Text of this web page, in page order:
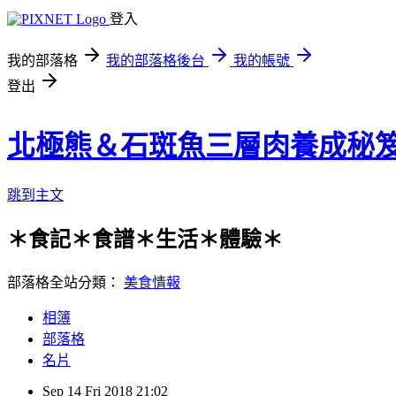
登入
我的部落格 我的部落格後台
我的帳號
登出
北極熊＆石斑魚三層肉養成秘
跳到主文
＊食記＊食譜＊生活＊體驗＊
部落格全站分類： 美食情報
相簿
部落格
名片
Sep 14 Fri 2018 21:02